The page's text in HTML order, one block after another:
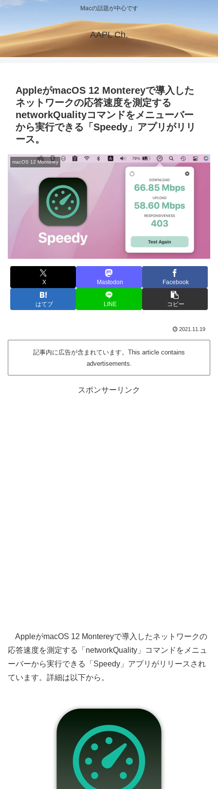
Macの話題が中心です
AAPL Ch.
AppleがmacOS 12 Montereyで導入した
ネットワークの応答速度を測定する
networkQualityコマンドをメニューバー
から実行できる「Speedy」アプリがリリ
ース。
macOS 12 Monterey
X Mastodon Facebook
はてブ LINE コピー
2021.11.19
記事内に広告が含まれています。This article contains
advertisements.
スポンサーリンク
AppleがmacOS 12 Montereyで導入したネットワークの
応答速度を測定する「networkQuality」コマンドをメニュ
ーバーから実行できる「Speedy」アプリがリリースされ
ています。詳細は以下から。